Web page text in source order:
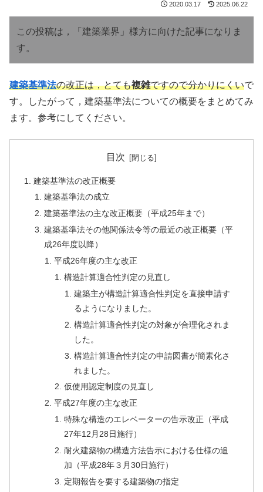
2020.03.17 2025.06.22
この投稿は，「建築業界」様方に向けた記事になりま
す。
建築基準法の改正は，とても複雑ですので分かりにくいで
す。したがって，建築基準法についての概要をまとめてみ
ます。参考にしてください。
目次
建築基準法の改正概要
建築基準法の成立
建築基準法の主な改正概要（平成25年まで）
建築基準法その他関係法令等の最近の改正概要（平
成26年度以降）
平成26年度の主な改正
構造計算適合性判定の見直し
建築主が構造計算適合性判定を直接申請す
るようになりました。
構造計算適合性判定の対象が合理化されま
した。
構造計算適合性判定の申請図書が簡素化さ
れました。
仮使用認定制度の見直し
平成27年度の主な改正
特殊な構造のエレベーターの告示改正（平成
27年12月28日施行）
耐火建築物の構造方法告示における仕様の追
加（平成28年３月30日施行）
定期報告を要する建築物の指定